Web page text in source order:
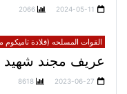
2024-05-11
2066
القوات المسلحه (قلادة تاميكوم
عريف مجند شهيد /
2023-06-27
8618